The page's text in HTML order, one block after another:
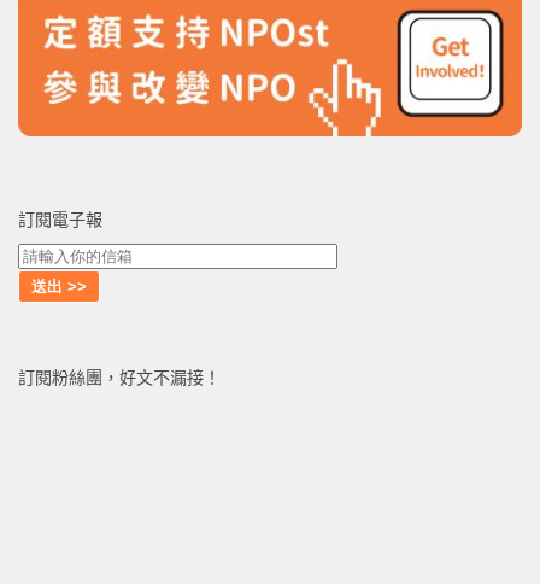
訂閱電子報
訂閱粉絲團，好文不漏接！